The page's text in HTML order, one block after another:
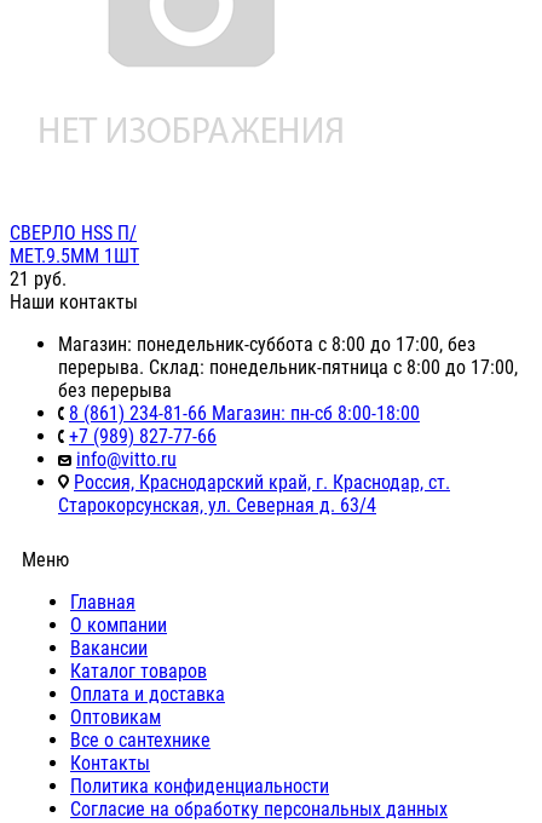
СВЕРЛО HSS П/
МЕТ.9.5ММ 1ШТ
21 руб.
Наши контакты
Магазин: понедельник-суббота с 8:00 до 17:00, без
перерыва. Склад: понедельник-пятница с 8:00 до 17:00,
без перерыва
8 (861) 234-81-66 Магазин: пн-сб 8:00-18:00
+7 (989) 827-77-66
info@vitto.ru
Россия, Краснодарский край, г. Краснодар, ст.
Старокорсунская, ул. Северная д. 63/4
Меню
Главная
О компании
Вакансии
Каталог товаров
Оплата и доставка
Оптовикам
Все о сантехнике
Контакты
Политика конфиденциальности
Согласие на обработку персональных данных